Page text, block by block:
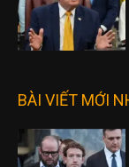
BÀI VIẾT MỚI